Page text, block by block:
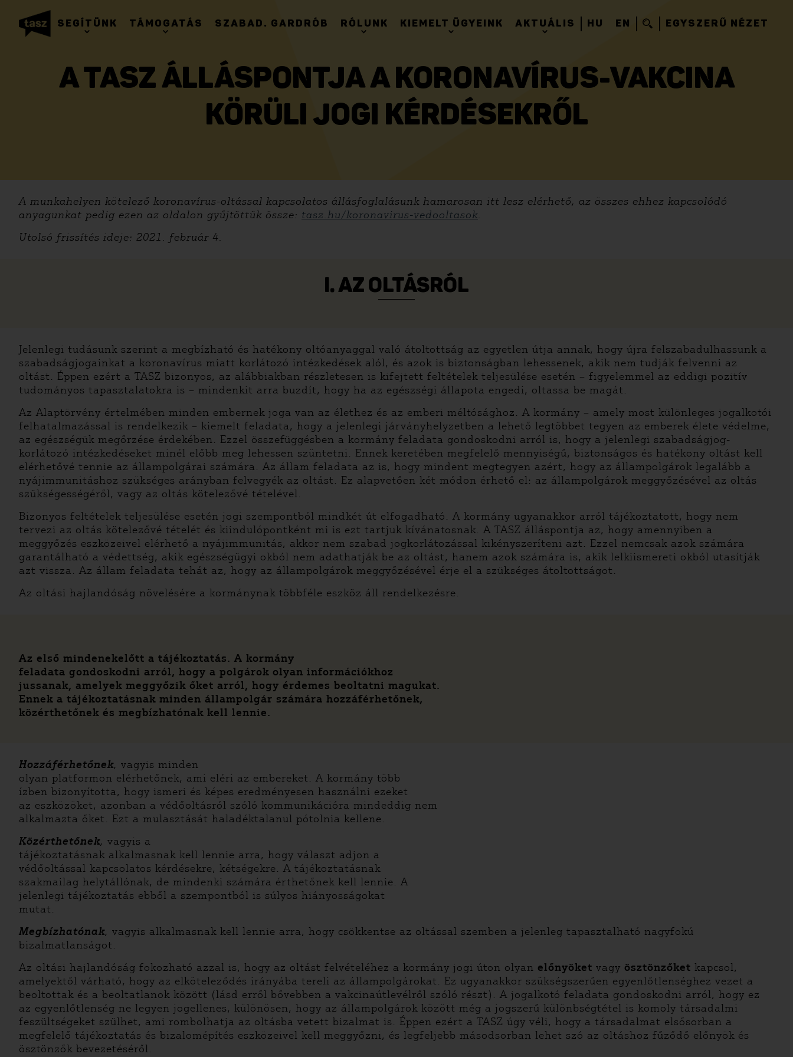
SEGÍTÜNK TÁMOGATÁS SZABAD. GARDRÓB RÓLUNK KIEMELT ÜGYEINK AKTUÁLIS HU EN EGYSZERŰ NÉZET
A TASZ ÁLLÁSPONTJA A KORONAVÍRUS-VAKCINA
KÖRÜLI JOGI KÉRDÉSEKRŐL
A munkahelyen kötelező koronavírus-oltással kapcsolatos állásfoglalásunk hamarosan itt lesz elérhető, az összes ehhez kapcsolódó
anyagunkat pedig ezen az oldalon gyűjtöttük össze: tasz.hu/koronavirus-vedooltasok.
Utolsó frissítés ideje: 2021. február 4.
I. AZ OLTÁSRÓL
Jelenlegi tudásunk szerint a megbízható és hatékony oltóanyaggal való átoltottság az egyetlen útja annak, hogy újra felszabadulhassunk a
szabadságjogainkat a koronavírus miatt korlátozó intézkedések alól, és azok is biztonságban lehessenek, akik nem tudják felvenni az
oltást. Éppen ezért a TASZ bizonyos, az alábbiakban részletesen is kifejtett feltételek teljesülése esetén – figyelemmel az eddigi pozitív
tudományos tapasztalatokra is – mindenkit arra buzdít, hogy ha az egészségi állapota engedi, oltassa be magát.
Az Alaptörvény értelmében minden embernek joga van az élethez és az emberi méltósághoz. A kormány – amely most különleges jogalkotói
felhatalmazással is rendelkezik – kiemelt feladata, hogy a jelenlegi járványhelyzetben a lehető legtöbbet tegyen az emberek élete védelme,
az egészségük megőrzése érdekében. Ezzel összefüggésben a kormány feladata gondoskodni arról is, hogy a jelenlegi szabadságjog-
korlátozó intézkedéseket minél előbb meg lehessen szüntetni. Ennek keretében megfelelő mennyiségű, biztonságos és hatékony oltást kell
elérhetővé tennie az állampolgárai számára. Az állam feladata az is, hogy mindent megtegyen azért, hogy az állampolgárok legalább a
nyájimmunitáshoz szükséges arányban felvegyék az oltást. Ez alapvetően két módon érhető el: az állampolgárok meggyőzésével az oltás
szükségességéről, vagy az oltás kötelezővé tételével.
Bizonyos feltételek teljesülése esetén jogi szempontból mindkét út elfogadható. A kormány ugyanakkor arról tájékoztatott, hogy nem
tervezi az oltás kötelezővé tételét és kiindulópontként mi is ezt tartjuk kívánatosnak. A TASZ álláspontja az, hogy amennyiben a
meggyőzés eszközeivel elérhető a nyájimmunitás, akkor nem szabad jogkorlátozással kikényszeríteni azt. Ezzel nemcsak azok számára
garantálható a védettség, akik egészségügyi okból nem adathatják be az oltást, hanem azok számára is, akik lelkiismereti okból utasítják
azt vissza. Az állam feladata tehát az, hogy az állampolgárok meggyőzésével érje el a szükséges átoltottságot.
Az oltási hajlandóság növelésére a kormánynak többféle eszköz áll rendelkezésre.
Az első mindenekelőtt a tájékoztatás. A kormány
feladata gondoskodni arról, hogy a polgárok olyan információkhoz
jussanak, amelyek meggyőzik őket arról, hogy érdemes beoltatni magukat.
Ennek a tájékoztatásnak minden állampolgár számára hozzáférhetőnek,
közérthetőnek és megbízhatónak kell lennie.
Hozzáférhetőnek, vagyis minden
olyan platformon elérhetőnek, ami eléri az embereket. A kormány több
ízben bizonyította, hogy ismeri és képes eredményesen használni ezeket
az eszközöket, azonban a védőoltásról szóló kommunikációra mindeddig nem
alkalmazta őket. Ezt a mulasztását haladéktalanul pótolnia kellene.
Közérthetőnek, vagyis a
tájékoztatásnak alkalmasnak kell lennie arra, hogy választ adjon a
védőoltással kapcsolatos kérdésekre, kétségekre. A tájékoztatásnak
szakmailag helytállónak, de mindenki számára érthetőnek kell lennie. A
jelenlegi tájékoztatás ebből a szempontból is súlyos hiányosságokat
mutat.
Megbízhatónak, vagyis alkalmasnak kell lennie arra, hogy csökkentse az oltással szemben a jelenleg tapasztalható nagyfokú
bizalmatlanságot.
Az oltási hajlandóság fokozható azzal is, hogy az oltást felvételéhez a kormány jogi úton olyan előnyöket vagy ösztönzőket kapcsol,
amelyektől várható, hogy az elköteleződés irányába tereli az állampolgárokat. Ez ugyanakkor szükségszerűen egyenlőtlenséghez vezet a
beoltottak és a beoltatlanok között (lásd erről bővebben a vakcinaútlevélről szóló részt). A jogalkotó feladata gondoskodni arról, hogy ez
az egyenlőtlenség ne legyen jogellenes, különösen, hogy az állampolgárok között még a jogszerű különbségtétel is komoly társadalmi
feszültségeket szülhet, ami rombolhatja az oltásba vetett bizalmat is. Éppen ezért a TASZ úgy véli, hogy a társadalmat elsősorban a
megfelelő tájékoztatás és bizalomépítés eszközeivel kell meggyőzni, és legfeljebb másodsorban lehet szó az oltáshoz fűződő előnyök és
ösztönzők bevezetéséről.